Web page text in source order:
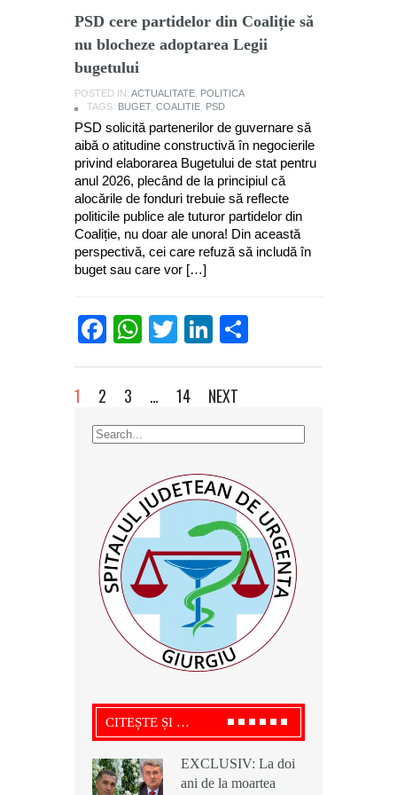
PSD cere partidelor din Coaliție să
nu blocheze adoptarea Legii
bugetului
POSTED IN: ACTUALITATE POLITICA
TAGS: BUGET, COALITIE PSD
PSD solicită partenerilor de guvernare să
aibă o atitudine constructivă în negocierile
privind elaborarea Bugetului de stat pentru
anul 2026, plecând de la principiul că
alocările de fonduri trebuie să reflecte
politicile publice ale tuturor partidelor din
Coaliție, nu doar ale unora! Din această
perspectivă, cei care refuză să includă în
buget sau care vor […]
Facebook
WhatsApp
TwitterLinkedIn
1 2 3 … 14 NEXT
CITEȘTE ȘI …
EXCLUSIV: La doi
ani de la moartea
EXCLUSIV: La doi
ani de la moartea
EXCLUSIV: La doi
ani de la moartea